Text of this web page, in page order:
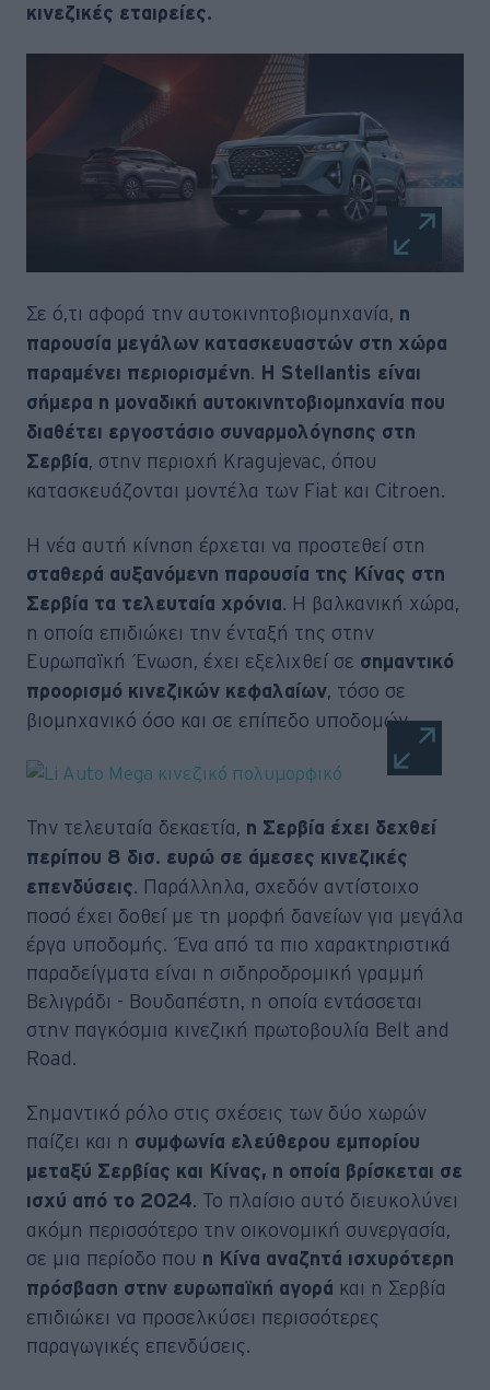
κινεζικές εταιρείες.
Σε ό,τι αφορά την αυτοκινητοβιομηχανία, η
παρουσία μεγάλων κατασκευαστών στη χώρα
παραμένει περιορισμένη
Η Stellantis είναι
σήμερα η μοναδική αυτοκινητοβιομηχανία που
διαθέτει εργοστάσιο συναρμολόγησης στη
Σερβία , στην περιοχή Kragujevac, όπου
κατασκευάζονται μοντέλα των Fiat και Citroen.
Η νέα αυτή κίνηση έρχεται να προστεθεί στη
σταθερά αυξανόμενη παρουσία της Κίνας στη
Σερβία τα τελευταία χρόνια . Η βαλκανική χώρα,
η οποία επιδιώκει την ένταξή της στην
Ευρωπαϊκή Ένωση, έχει εξελιχθεί σε σημαντικό
προορισμό κινεζικών κεφαλαίων , τόσο σε
βιομηχανικό όσο και σε επίπεδο υποδομών.
Την τελευταία δεκαετία, η Σερβία έχει δεχθεί
περίπου 8 δισ. ευρώ σε άμεσες κινεζικές
επενδύσεις . Παράλληλα, σχεδόν αντίστοιχο
ποσό έχει δοθεί με τη μορφή δανείων για μεγάλα
έργα υποδομής. Ένα από τα πιο χαρακτηριστικά
παραδείγματα είναι η σιδηροδρομική γραμμή
Βελιγράδι - Βουδαπέστη, η οποία εντάσσεται
στην παγκόσμια κινεζική πρωτοβουλία Belt and
Road.
Σημαντικό ρόλο στις σχέσεις των δύο χωρών
παίζει και η συμφωνία ελεύθερου εμπορίου
μεταξύ Σερβίας και Κίνας, η οποία βρίσκεται σε
ισχύ από το 2024 . Το πλαίσιο αυτό διευκολύνει
ακόμη περισσότερο την οικονομική συνεργασία,
σε μια περίοδο που η Κίνα αναζητά ισχυρότερη
πρόσβαση στην ευρωπαϊκή αγορά και η Σερβία
επιδιώκει να προσελκύσει περισσότερες
παραγωγικές επενδύσεις.